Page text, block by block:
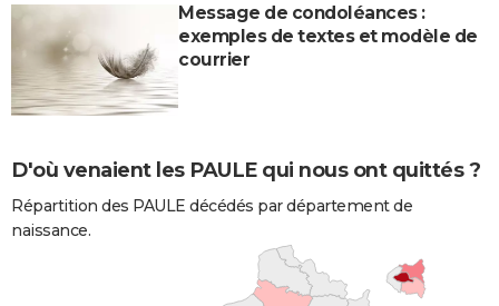
Message de condoléances :
exemples de textes et modèle de
courrier
D'où venaient les PAULE qui nous ont quittés ?
Répartition des PAULE décédés par département de
naissance.